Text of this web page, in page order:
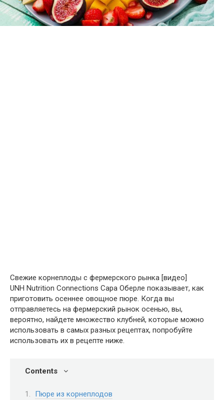
Свежие корнеплоды с фермерского рынка [видео]
UNH Nutrition Connections Сара Оберле показывает, как
приготовить осеннее овощное пюре. Когда вы
отправляетесь на фермерский рынок осенью, вы,
вероятно, найдете множество клубней, которые можно
использовать в самых разных рецептах, попробуйте
использовать их в рецепте ниже.
Contents
Пюре из корнеплодов